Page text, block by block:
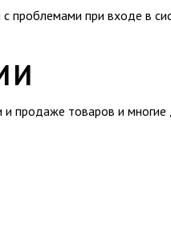
с проблемами при входе в
продаже товаров и многие